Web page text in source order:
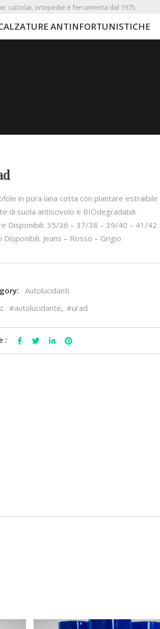
calzolai, ortopedie e ferramenta dal 1975.
ANTINFORTUNISTICHE
in pura lana cotta con plantare estraibile
di suola antiscivolo e BIOdegradabili.
Disponibili: 35/36 – 37/38 – 39/40 – 41/
Disponibili: Jeans – Rosso – Grigio
Autolucidanti
#autolucidante, #urad
: